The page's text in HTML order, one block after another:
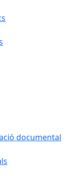
documental